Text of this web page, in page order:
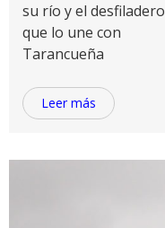
su río y el desfiladero
que lo une con
Tarancueña
Leer más